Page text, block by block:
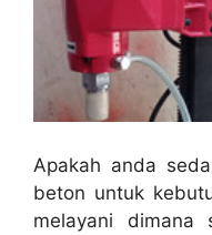
Apakah anda
beton untuk
melayani dimana